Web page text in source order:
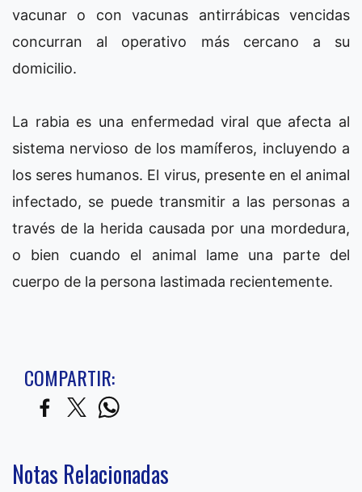
vacunar o con vacunas antirrábicas vencidas
concurran al operativo más cercano a su
domicilio.
La rabia es una enfermedad viral que afecta al
sistema nervioso de los mamíferos, incluyendo a
los seres humanos. El virus, presente en el animal
infectado, se puede transmitir a las personas a
través de la herida causada por una mordedura,
o bien cuando el animal lame una parte del
cuerpo de la persona lastimada recientemente.
COMPARTIR:
Notas Relacionadas